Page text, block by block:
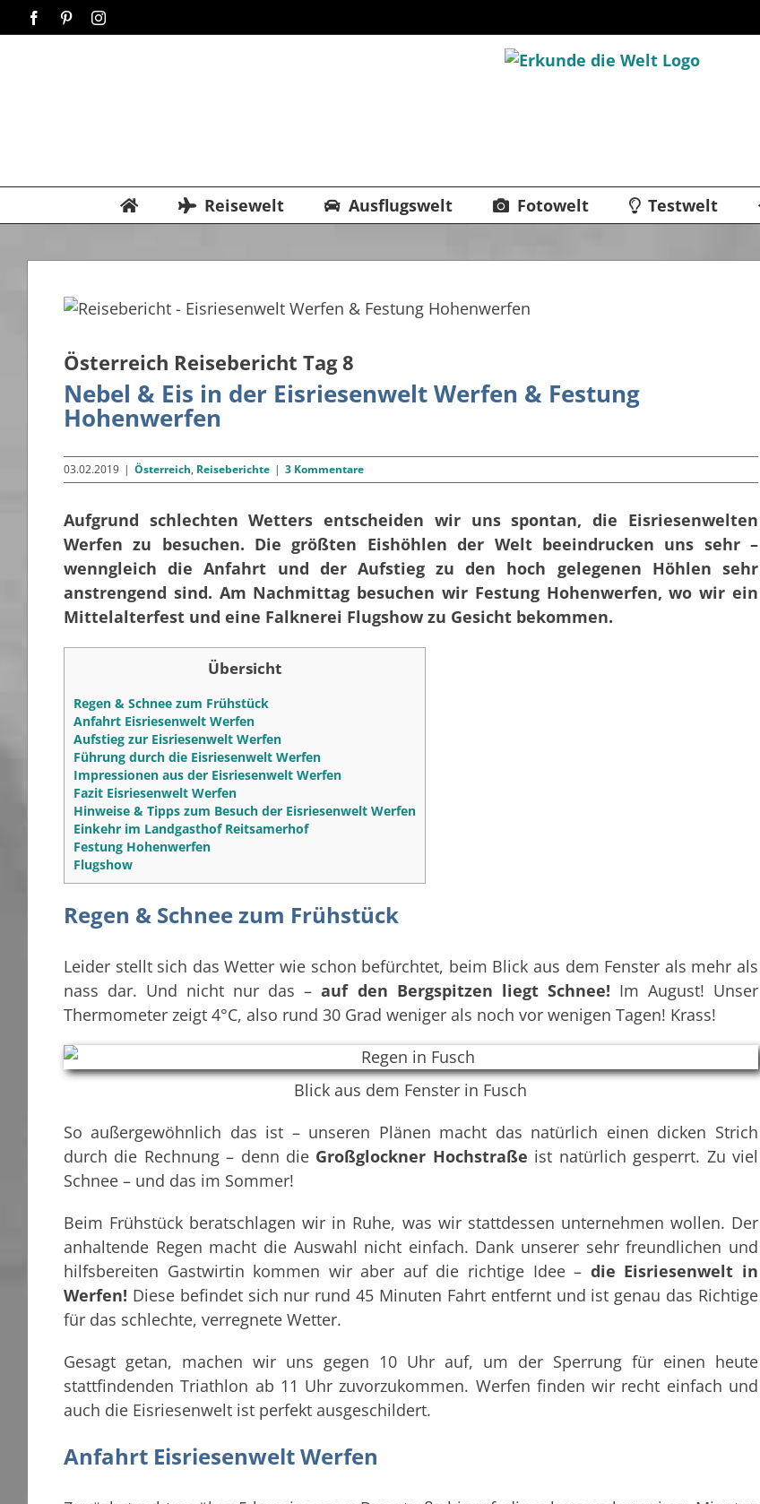
Zum
Inhalt
FacebookPinterestInstagram
Reisewelt Ausflugswelt Fotowelt Testwelt
Österreich Reisebericht Tag 8
Nebel & Eis in der Eisriesenwelt Werfen & Festung
Hohenwerfen
03.02.2019 | Österreich, Reiseberichte | 3 Kommentare
Aufgrund schlechten Wetters entscheiden wir uns spontan, die Eisriesenwelten
Werfen zu besuchen. Die größten Eishöhlen der Welt beeindrucken uns sehr –
wenngleich die Anfahrt und der Aufstieg zu den hoch gelegenen Höhlen sehr
anstrengend sind. Am Nachmittag besuchen wir Festung Hohenwerfen, wo wir ein
Mittelalterfest und eine Falknerei Flugshow zu Gesicht bekommen.
Übersicht
Regen & Schnee zum Frühstück
Anfahrt Eisriesenwelt Werfen
Aufstieg zur Eisriesenwelt Werfen
Führung durch die Eisriesenwelt Werfen
Impressionen aus der Eisriesenwelt Werfen
Fazit Eisriesenwelt Werfen
Hinweise & Tipps zum Besuch der Eisriesenwelt Werfen
Einkehr im Landgasthof Reitsamerhof
Festung Hohenwerfen
Flugshow
Regen & Schnee zum Frühstück
Leider stellt sich das Wetter wie schon befürchtet, beim Blick aus dem Fenster als mehr als
nass dar. Und nicht nur das –auf den Bergspitzen liegt Schnee! Im August! Unser
Thermometer zeigt 4°C, also rund 30 Grad weniger als noch vor wenigen Tagen! Krass!
Blick aus dem Fenster in Fusch
So außergewöhnlich das ist – unseren Plänen macht das natürlich einen dicken Strich
durch die Rechnung – denn die Großglockner Hochstraße ist natürlich gesperrt. Zu viel
Schnee – und das im Sommer!
Beim Frühstück beratschlagen wir in Ruhe, was wir stattdessen unternehmen wollen. Der
anhaltende Regen macht die Auswahl nicht einfach. Dank unserer sehr freundlichen und
hilfsbereiten Gastwirtin kommen wir aber auf die richtige Idee – die Eisriesenwelt in
Werfen! Diese befindet sich nur rund 45 Minuten Fahrt entfernt und ist genau das Richtige
für das schlechte, verregnete Wetter.
Gesagt getan, machen wir uns gegen 10 Uhr auf, um der Sperrung für einen heute
stattfindenden Triathlon ab 11 Uhr zuvorzukommen. Werfen finden wir recht einfach und
auch die Eisriesenwelt ist perfekt ausgeschildert.
Anfahrt Eisriesenwelt Werfen